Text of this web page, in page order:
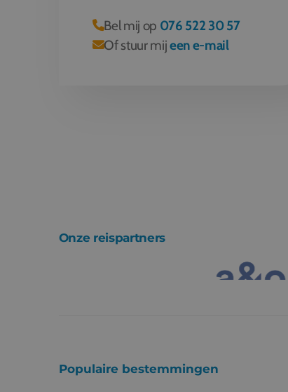
Bel mij op 076 522 30 57
Of stuur mijeen e-mail
Onze reispartners
Populaire bestemmingen